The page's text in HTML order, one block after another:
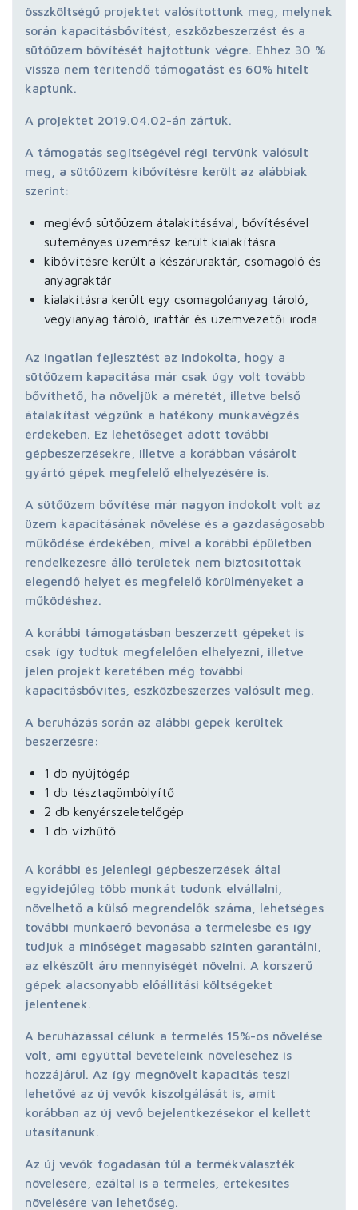
összköltségű projektet valósítottunk meg, melynek
során kapacitásbővítést, eszközbeszerzést és a
sütőüzem bővítését hajtottunk végre. Ehhez 30 %
vissza nem térítendő támogatást és 60% hitelt
kaptunk.
A projektet 2019.04.02-án zártuk.
A támogatás segítségével régi tervünk valósult
meg, a sütőüzem kibővítésre került az alábbiak
szerint:
meglévő sütőüzem átalakításával, bővítésével
süteményes üzemrész került kialakításra
kibővítésre került a készáruraktár, csomagoló és
anyagraktár
kialakításra került egy csomagolóanyag tároló,
vegyianyag tároló, irattár és üzemvezetői iroda
Az ingatlan fejlesztést az indokolta, hogy a
sütőüzem kapacitása már csak úgy volt tovább
bővíthető, ha növeljük a méretét, illetve belső
átalakítást végzünk a hatékony munkavégzés
érdekében. Ez lehetőséget adott további
gépbeszerzésekre, illetve a korábban vásárolt
gyártó gépek megfelelő elhelyezésére is.
A sütőüzem bővítése már nagyon indokolt volt az
üzem kapacitásának növelése és a gazdaságosabb
működése érdekében, mivel a korábbi épületben
rendelkezésre álló területek nem biztosítottak
elegendő helyet és megfelelő körülményeket a
működéshez.
A korábbi támogatásban beszerzett gépeket is
csak így tudtuk megfelelően elhelyezni, illetve
jelen projekt keretében még további
kapacitásbővítés, eszközbeszerzés valósult meg.
A beruházás során az alábbi gépek kerültek
beszerzésre:
1 db nyújtógép
1 db tésztagömbölyítő
2 db kenyérszeletelőgép
1 db vízhűtő
A korábbi és jelenlegi gépbeszerzések által
egyidejűleg több munkát tudunk elvállalni,
növelhető a külső megrendelők száma, lehetséges
további munkaerő bevonása a termelésbe és így
tudjuk a minőséget magasabb szinten garantálni,
az elkészült áru mennyiségét növelni. A korszerű
gépek alacsonyabb előállítási költségeket
jelentenek.
A beruházással célunk a termelés 15%-os növelése
volt, ami egyúttal bevételeink növeléséhez is
hozzájárul. Az így megnövelt kapacitás teszi
lehetővé az új vevők kiszolgálását is, amit
korábban az új vevő bejelentkezésekor el kellett
utasítanunk.
Az új vevők fogadásán túl a termékválaszték
növelésére, ezáltal is a termelés, értékesítés
növelésére van lehetőség.